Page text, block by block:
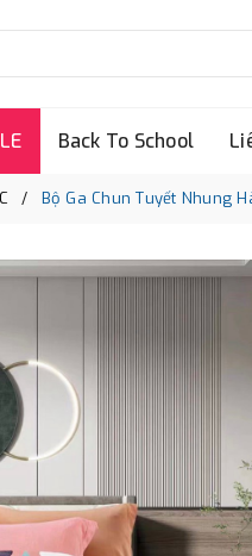
Back To School
Bộ Ga Chun Tuyết Nhung